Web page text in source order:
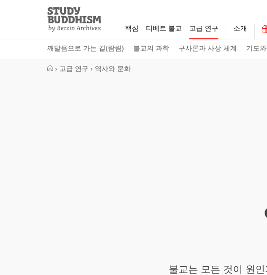
Study
Buddhism
Home
핵심 티베트 불교 고급 연구
깨달음으로 가는 길(람림) 불교의 과학 구사론과 사상 체계 기도
소개
› 고급 연구 › 역사와 문화
불교는 모든 것이 원